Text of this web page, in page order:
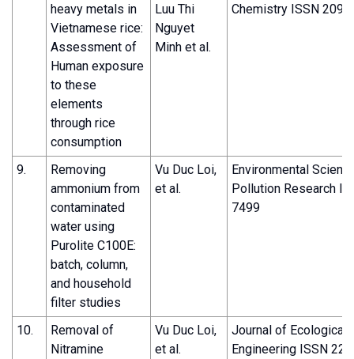
heavy metals in
Vietnamese rice:
Assessment of
Human exposure
to these
elements
through rice
consumption
Luu Thi
Nguyet
Minh et al.
Chemistry ISSN
9.
Removing
ammonium from
contaminated
water using
Purolite C100E:
batch, column,
and household
filter studies
Vu Duc Loi,
et al.
Environmental
Pollution Research
7499
10.
Removal of
Nitramine
Vu Duc Loi,
et al.
Journal of Ecological
Engineering ISSN